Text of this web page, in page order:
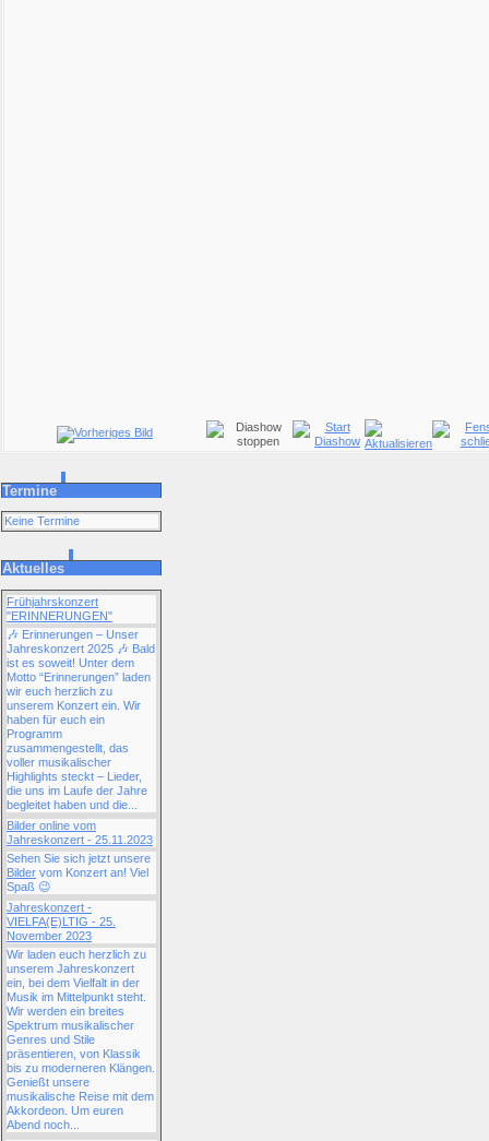
Termine
Keine Termine
Aktuelles
Frühjahrskonzert
"ERINNERUNGEN"
🎶 Erinnerungen – Unser
Jahreskonzert 2025 🎶 Bald
ist es soweit! Unter dem
Motto “Erinnerungen” laden
wir euch herzlich zu
unserem Konzert ein. Wir
haben für euch ein
Programm
zusammengestellt, das
voller musikalischer
Highlights steckt – Lieder,
die uns im Laufe der Jahre
begleitet haben und die...
Bilder online vom
Jahreskonzert - 25.11.2023
Sehen Sie sich jetzt unsere
Bilder vom Konzert an! Viel
Spaß 😉
Jahreskonzert -
VIELFA(E)LTIG - 25.
November 2023
Wir laden euch herzlich zu
unserem Jahreskonzert
ein, bei dem Vielfalt in der
Musik im Mittelpunkt steht.
Wir werden ein breites
Spektrum musikalischer
Genres und Stile
präsentieren, von Klassik
bis zu moderneren Klängen.
Genießt unsere
musikalische Reise mit dem
Akkordeon. Um euren
Abend noch...